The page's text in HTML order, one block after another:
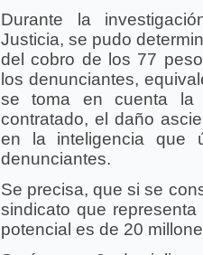
Durante la
Justicia, se pudo
del cobro de los 77
los denunciantes,
se toma en cuenta la
contratado, el daño
en la inteligencia que
denunciantes.
Se precisa, que si se
sindicato que
potencial es de 20